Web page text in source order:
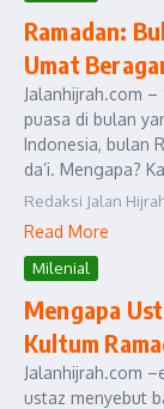
Ramadan:
Umat
Jalanhijrah.com
puasa di bulan
Indonesia, bulan
da’i. Mengapa?
Redaksi Jalan
Read More
Milenial
Mengapa
Kultum
Jalanhijrah.com
ustaz menyebut